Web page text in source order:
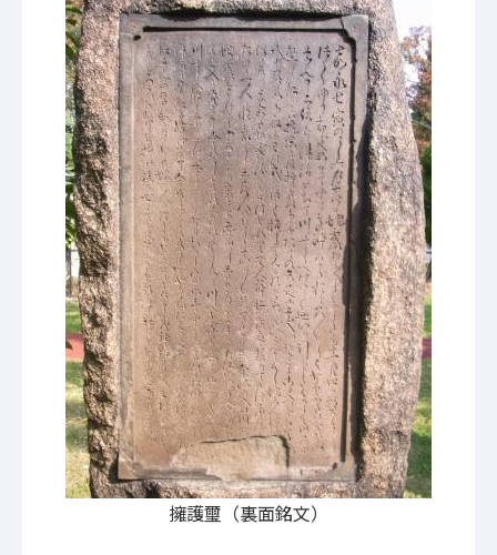
擁護璽（裏面銘文）